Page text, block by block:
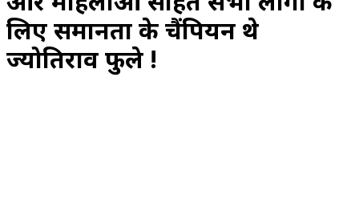
लिए समानता के चैंपियन थे
ज्योतिराव फुले !